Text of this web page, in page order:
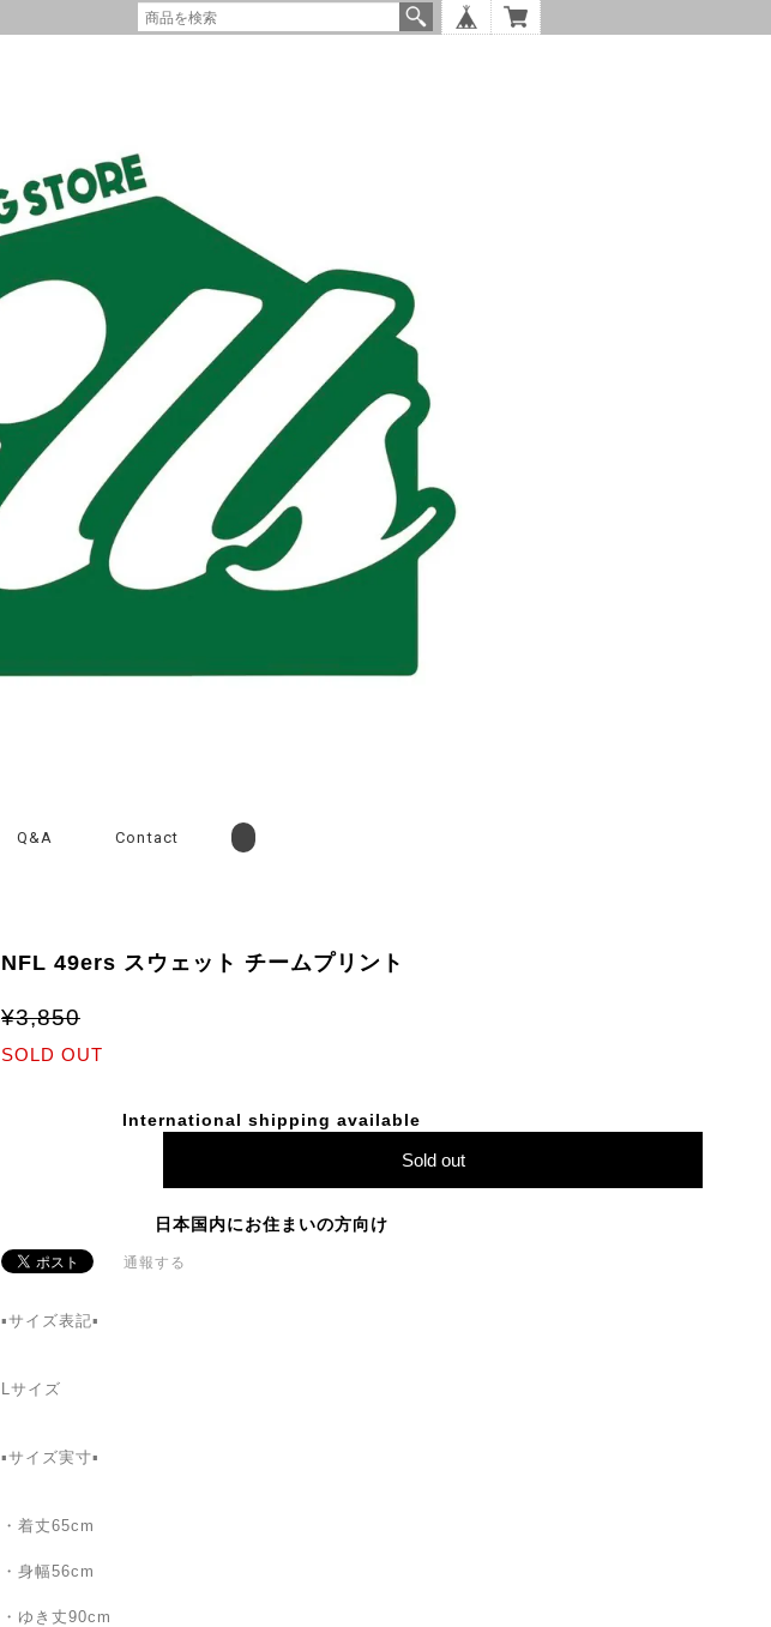
Q&A Contact
NFL 49ers スウェット チームプリント
¥3,850
SOLD OUT
International shipping available
Sold out
日本国内にお住まいの方向け
通報する
▪️サイズ表記▪️
Lサイズ
▪️サイズ実寸▪️
・着丈65cm
・身幅56cm
・ゆき丈90cm